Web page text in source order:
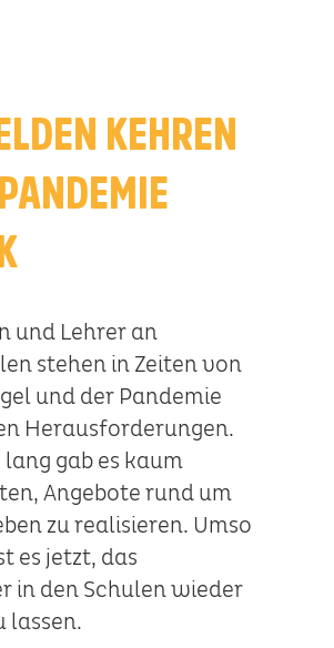
KEHREN
und Lehrer an
stehen in Zeiten von
und der Pandemie
Herausforderungen.
gab es kaum
Angebote rund um
zu realisieren. Umso
es jetzt, das
in den Schulen wieder
lassen.